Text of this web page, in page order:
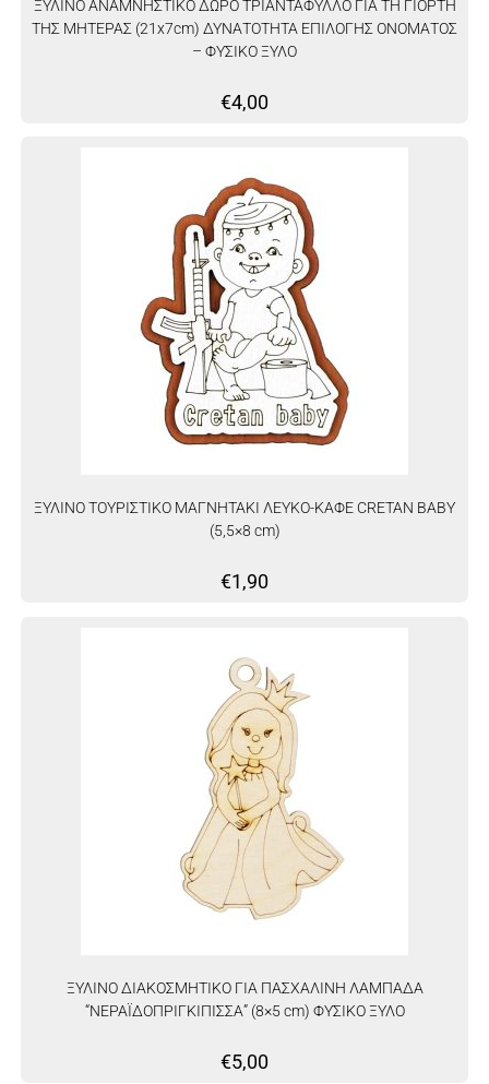
ΞΥΛΙΝΟ ΑΝΑΜΝΗΣΤΙΚΟ ΔΩΡΟ ΤΡΙΑΝΤΑΦΥΛΛΟ ΓΙΑ ΤΗ ΓΙΟΡΤΗ
ΤΗΣ ΜΗΤΕΡΑΣ (21x7cm) ΔΥΝΑΤΟΤΗΤΑ ΕΠΙΛΟΓΗΣ ΟΝΟΜΑΤΟΣ
– ΦΥΣΙΚΟ ΞΥΛΟ
€4,00
ΞΥΛΙΝΟ ΤΟΥΡΙΣΤΙΚΟ ΜΑΓΝΗΤΑΚΙ ΛΕΥΚΟ-ΚΑΦΕ CRETAN BABY
(5,5×8 cm)
€1,90
ΞΥΛΙΝΟ ΔΙΑΚΟΣΜΗΤΙΚΟ ΓΙΑ ΠΑΣΧΑΛΙΝΗ ΛΑΜΠΑΔΑ
“ΝΕΡΑΪΔΟΠΡΙΓΚΙΠΙΣΣΑ” (8×5 cm) ΦΥΣΙΚΟ ΞΥΛΟ
€5,00